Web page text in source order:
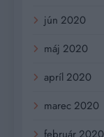
jún 2020
máj 2020
apríl 2020
marec 2020